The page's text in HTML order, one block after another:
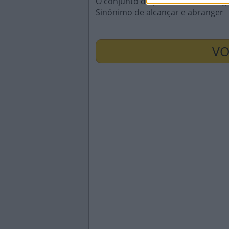
Sinônimo de alcançar e abranger